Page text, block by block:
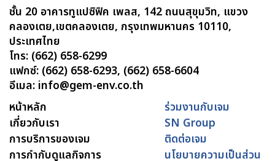
ชั้น 20 อาคารทูแปซิฟิค เพลส, 142 ถนนสุขุมวิท, แขวง
คลองเตย,เขตคลองเตย, กรุงเทพมหานคร 10110,
ประเทศไทย
โทร: (662) 658-6299
แฟกซ์: (662) 658-6293, (662) 658-6604
อีเมล: info@gem-env.co.th
หน้าหลัก
เกี่ยวกับเรา
การบริการของเจม
การกำกับดูแลกิจการ
ร่วมงานกับเจม
SN Group
ติดต่อเจม
นโยบายความเป็นส่วน